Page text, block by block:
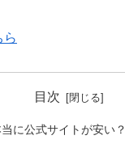
ら
目次
に公式サイトが安い？